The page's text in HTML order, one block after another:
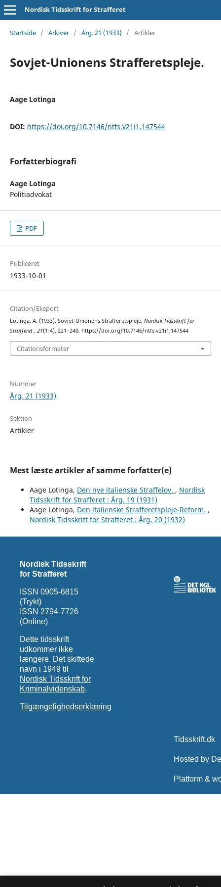
Nordisk Tidsskrift for Strafferet
Startside / Arkiver / Årg. 21 (1933) / Artikler
Sovjet-Unionens Strafferetspleje.
Aage Lotinga
DOI: https://doi.org/10.7146/ntfs.v21i1.147544
Forfatterbiografi
Aage Lotinga
Politiadvokat
PDF
Publiceret
1933-10-01
Citation/Eksport
Lotinga, A. (1933). Sovjet-Unionens Strafferetspleje. Nordisk Tidsskrift for
Strafferet , 21(1-4), 221–240. https://doi.org/10.7146/ntfs.v21i1.147544
Citationsformater
Nummer
Årg. 21 (1933)
Sektion
Artikler
Mest læste artikler af samme forfatter(e)
Aage Lotinga, Den nye italienske Straffelov. , Nordisk
Tidsskrift for Strafferet : Årg. 19 (1931)
Aage Lotinga, Den italienske Strafferetspleje-Reform. ,
Nordisk Tidsskrift for Strafferet : Årg. 20 (1932)
Nordisk Tidsskrift
for Strafferet
ISSN 0905-6815
(Trykt)
ISSN 2794-7726
(Online)
Dette tidsskrift
udkommer ikke
længere. Det skiftede
navn i 1949 til
Nordisk Tidsskrift for
Kriminalvidenskab.
Tilgængelighedserklæring